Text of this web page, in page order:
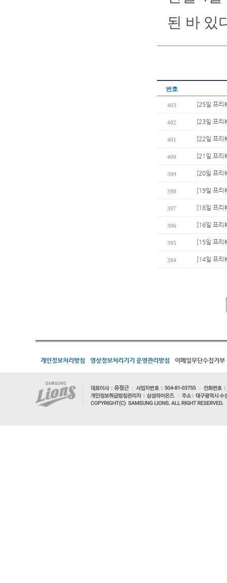
된 바 있
번호
403 [25일 프리
402 [23일 프리
401 [22일 프리
400 [21일 프리
399 [20일 프리
398 [19일 프리
397 [18일 프리
396 [16일 프리
395 [15일 프리
394 [14일 프리
개인정보처리방침 영상정보처리기기 운영관리방침 이메일무단수집거부